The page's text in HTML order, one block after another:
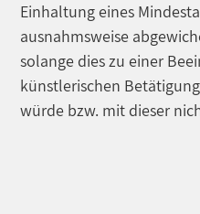
Einhaltung eines
ausnahmsweise
solange dies zu einer
künstlerischen
würde bzw. mit dieser